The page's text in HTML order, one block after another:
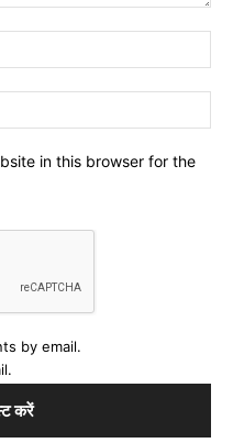
in this browser for the
by email.